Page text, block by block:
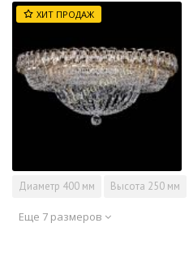
ХИТ ПРОДАЖ
Диаметр 400 мм Высота 250 мм
Еще 7 размеров